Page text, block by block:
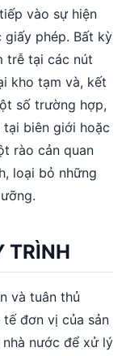
vào sự hiện
giấy phép. Bất kỳ
trễ tại các nút
kho tạm và, kết
số trường hợp,
biên giới hoặc
rào cản quan
loại bỏ những
TRÌNH
và tuân thủ
đơn vị của sản
nước để xử lý